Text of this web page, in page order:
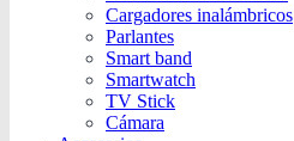
Cargadores inalámbricos
Parlantes
Smart band
Smartwatch
TV Stick
Cámara